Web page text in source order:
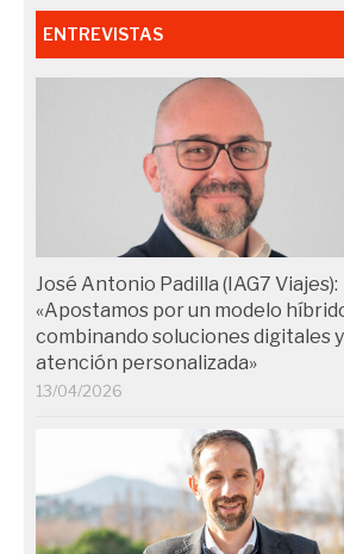
ENTREVISTAS
José Antonio Padilla (IAG7 Viajes):
«Apostamos por un modelo
combinando soluciones digitales y
atención personalizada»
13/04/2026